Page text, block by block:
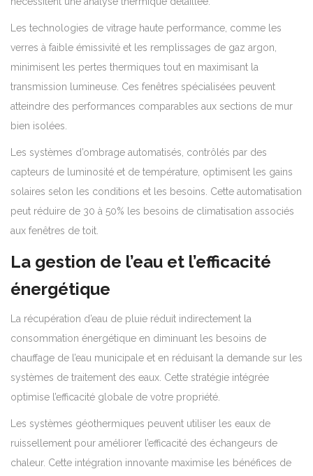
Les technologies de vitrage haute performance, comme les
verres à faible émissivité et les remplissages de gaz argon,
minimisent les pertes thermiques tout en maximisant la
transmission lumineuse. Ces fenêtres spécialisées peuvent
atteindre des performances comparables aux sections de mur
bien isolées.
Les systèmes d’ombrage automatisés, contrôlés par des
capteurs de luminosité et de température, optimisent les gains
solaires selon les conditions et les besoins. Cette automatisation
peut réduire de 30 à 50% les besoins de climatisation associés
aux fenêtres de toit.
La gestion de l’eau et l’efficacité
énergétique
La récupération d’eau de pluie réduit indirectement la
consommation énergétique en diminuant les besoins de
chauffage de l’eau municipale et en réduisant la demande sur les
systèmes de traitement des eaux. Cette stratégie intégrée
optimise l’efficacité globale de votre propriété.
Les systèmes géothermiques peuvent utiliser les eaux de
ruissellement pour améliorer l’efficacité des échangeurs de
chaleur. Cette intégration innovante maximise les bénéfices de